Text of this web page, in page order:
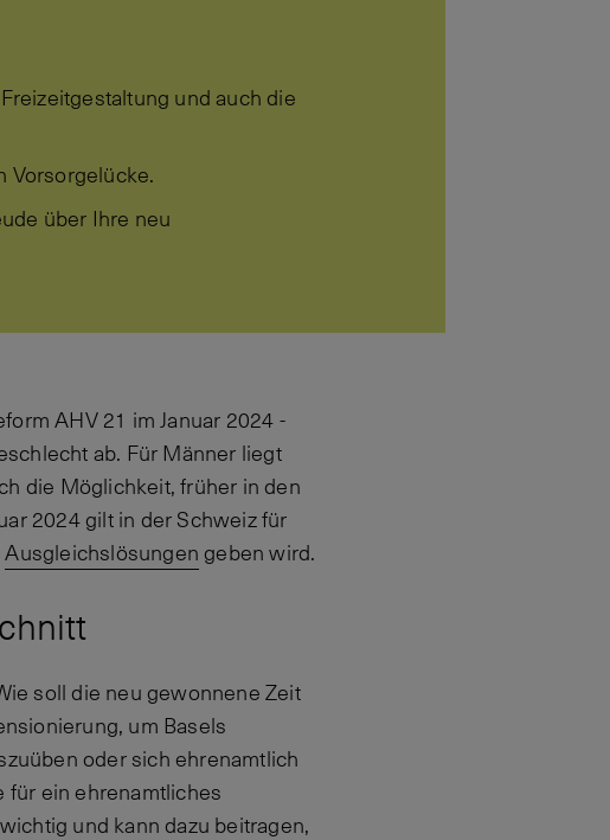
und auch die
Vorsorgelücke.
über Ihre neu
AHV 21 im Januar 2024 -
ab. Für Männer liegt
die Möglichkeit, früher in den
2024 gilt in der Schweiz für
Ausgleichslösungen geben wird.
soll die neu gewonnene Zeit
um Basels
oder sich ehrenamtlich
für ein ehrenamtliches
und kann dazu beitragen,